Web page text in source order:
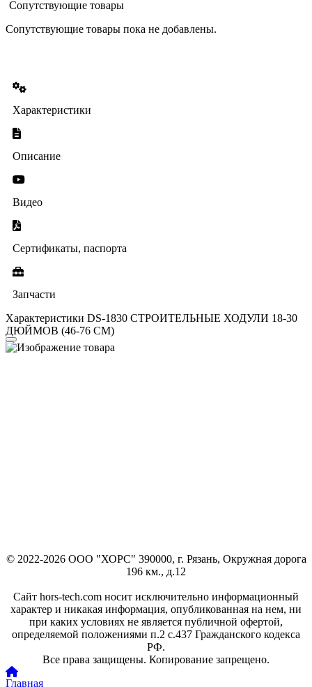
Сопутствующие товары
Сопутствующие товары пока не добавлены.
Характеристики
Описание
Видео
Сертификаты, паспорта
Запчасти
Характеристики DS-1830 СТРОИТЕЛЬНЫЕ ХОДУЛИ 18-30
ДЮЙМОВ (46-76 СМ)
© 2022-2026 ООО "ХОРС" 390000, г. Рязань, Окружная дорога
196 км., д.12
Сайт hors-tech.com носит исключительно информационный
характер и никакая информация, опубликованная на нем, ни
при каких условиях не является публичной офертой,
определяемой положениями п.2 с.437 Гражданского кодекса
РФ.
Все права защищены. Копирование запрещено.
Главная